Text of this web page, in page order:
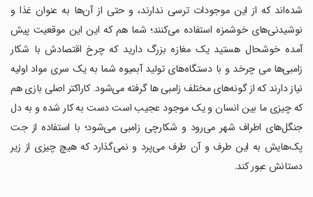
شده‌اند که از این موجودات ترسی ندارند، و حتی از آن‌ها به عنوان غذا و
نوشیدنی‌های خوشمزه استفاده می‌کنند؛ شما هم که این این موقعیت پیش
آمده خوشحال هستید یک مغازه بزرگ دارید که چرخ اقتصادش با شکار
زامبی‌ها می چرخد و با دستگاه‌های تولید آبمیوه شما به یک سری مواد اولیه
نیاز دارند که از گونه‌های مختلف زامبی ها گرفته می‌شود. کاراکتر اصلی بازی هم
که چیزی ما بین انسان و یک موجود عجیب است دست به کار شده و به دل
جنگل‌های اطراف شهر می‌رود و شکارچی زامبی می‌شود؛ با استفاده از جت
پک‌هایش به این طرف و آن طرف می‌پرد و نمی‌گذارد که هیچ چیزی از زیر
دستانش عبور کند.